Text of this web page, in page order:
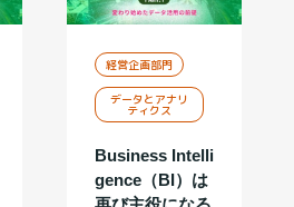
経営企画部門
データとアナリ
ティクス
Business Intelli
gence（BI）は